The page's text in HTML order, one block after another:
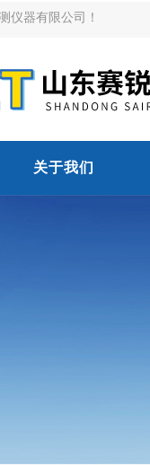
仪器有限公司！
关于我们